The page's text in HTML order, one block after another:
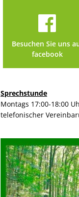
Besuchen Sie uns
facebook
Sprechstunde
Montags 17:00-18:00
telefonischer